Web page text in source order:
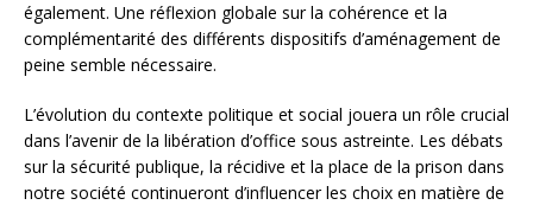
également. Une réflexion globale sur la cohérence et la
complémentarité des différents dispositifs d’aménagement de
peine semble nécessaire.
L’évolution du contexte politique et social jouera un rôle crucial
dans l’avenir de la libération d’office sous astreinte. Les débats
sur la sécurité publique, la récidive et la place de la prison dans
notre société continueront d’influencer les choix en matière de